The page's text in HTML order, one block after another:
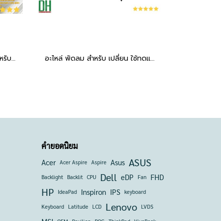
อะไหล่ พัดลมระบายความร้อน สำหรับรุ่น ROG Zephyrus Duo 15 GX550 GX550LXS GX550LWS GPU+CPU 4PIN 12V อะไหล่ พัดลม สำหรับ เปลี่ยน ใช้ทดแทน Vivobook 16 M1605Y Vivobook 15 OLED X1505ZA CPU 5V 4PIN
คำยอดนิยม
Acer Acer Aspire Aspire Asus ASUS
Backlight Backlit CPU Dell eDP Fan FHD
HP IdeaPad Inspiron IPS keyboard
Keyboard Latitude LCD Lenovo LVDS